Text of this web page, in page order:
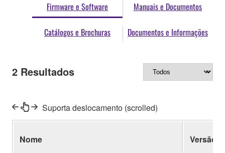
Firmware e Software Manuais e Documentos
Catálogos e Brochuras Documentos e Informações
2 Resultados
Suporta deslocamento (scrolled)
Nome Versão